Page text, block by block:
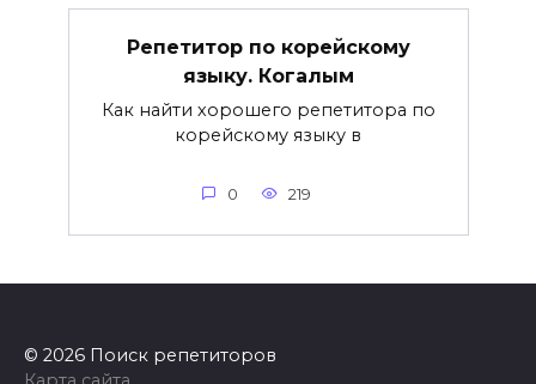
Репетитор по корейскому
языку. Когалым
Как найти хорошего репетитора по
корейскому языку в
0 219
© 2026 Поиск репетиторов